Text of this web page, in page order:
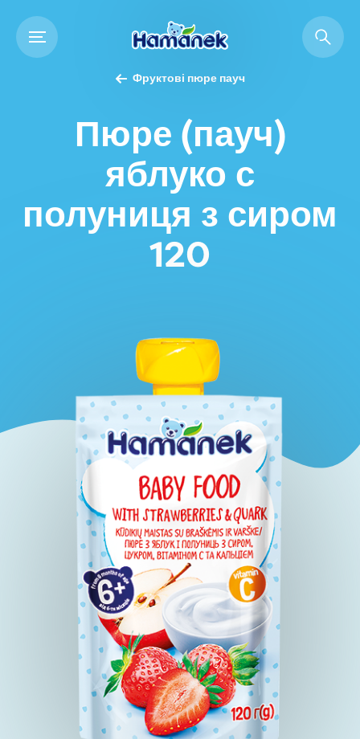
Фруктові пюре пауч
Пюре (пауч)
яблуко с
полуниця з сиром
120